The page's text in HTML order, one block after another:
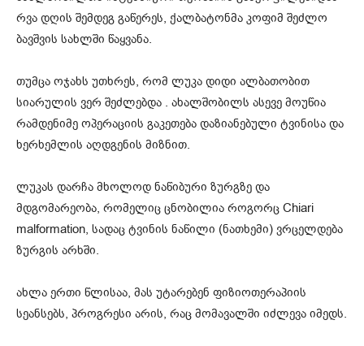
რვა დღის შემდეგ გაწერეს, ქალბატონმა კოფიმ შეძლო
ბავშვის სახლში წაყვანა.
თუმცა ოჯახს უთხრეს, რომ ლუკა დიდი ალბათობით
სიარულის ვერ შეძლებდა . ახალშობილს ასევე მოუწია
რამდენიმე ოპერაციის გაკეთება დაზიანებული ტვინისა და
ხერხემლის აღდგენის მიზნით.
ლუკას დარჩა მხოლოდ ნაწიბური ზურგზე და
მდგომარეობა, რომელიც ცნობილია როგორც Chiari
malformation, სადაც ტვინის ნაწილი (ნათხემი) ვრცელდება
ზურგის არხში.
ახლა ერთი წლისაა, მას უტარებენ ფიზიოთერაპიის
სეანსებს, პროგრესი არის, რაც მომავალში იძლევა იმედს.